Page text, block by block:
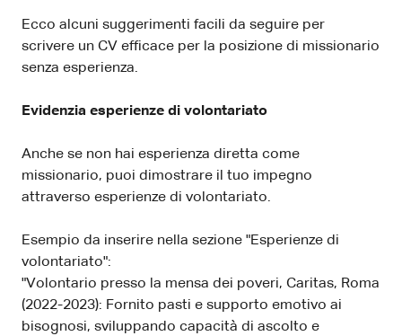
Ecco alcuni suggerimenti facili da seguire per
scrivere un CV efficace per la posizione di missionario
senza esperienza.
Evidenzia esperienze di volontariato
Anche se non hai esperienza diretta come
missionario, puoi dimostrare il tuo impegno
attraverso esperienze di volontariato.
Esempio da inserire nella sezione "Esperienze di
volontariato":
"Volontario presso la mensa dei poveri, Caritas, Roma
(2022-2023): Fornito pasti e supporto emotivo ai
bisognosi, sviluppando capacità di ascolto e